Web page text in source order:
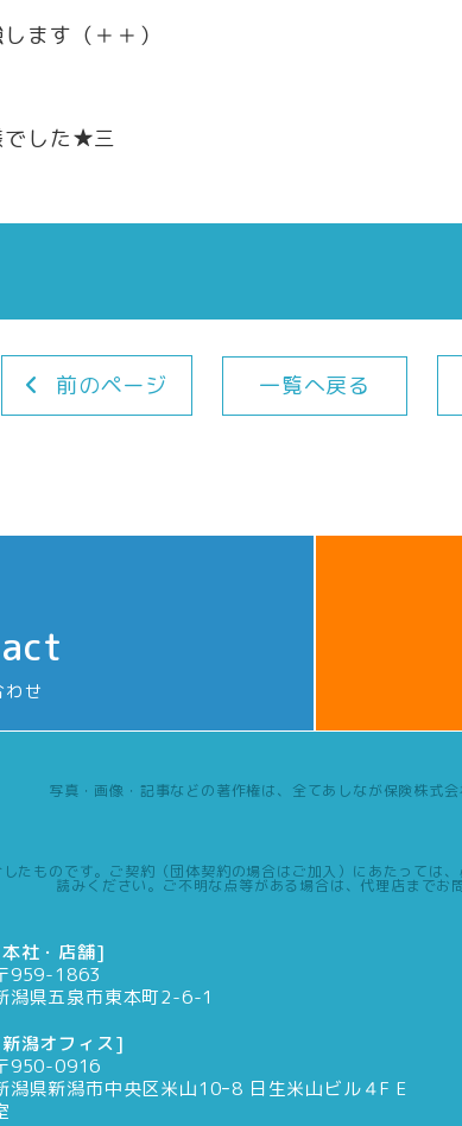
ます（＋＋）
でした★三
前のページ 一覧へ戻る
わせ
写真・画像・記事などの著作権は、全てあしなが保険株式会
たものです。ご契約（団体契約の場合はご加入）にあたっては
読みください。ご不明な点等がある場合は、代理店までお
社・店舗]
959-1863
潟県五泉市東本町2-6-1
潟オフィス]
950-0916
潟県新潟市中央区米山10ｰ8 日生米山ビル４F E